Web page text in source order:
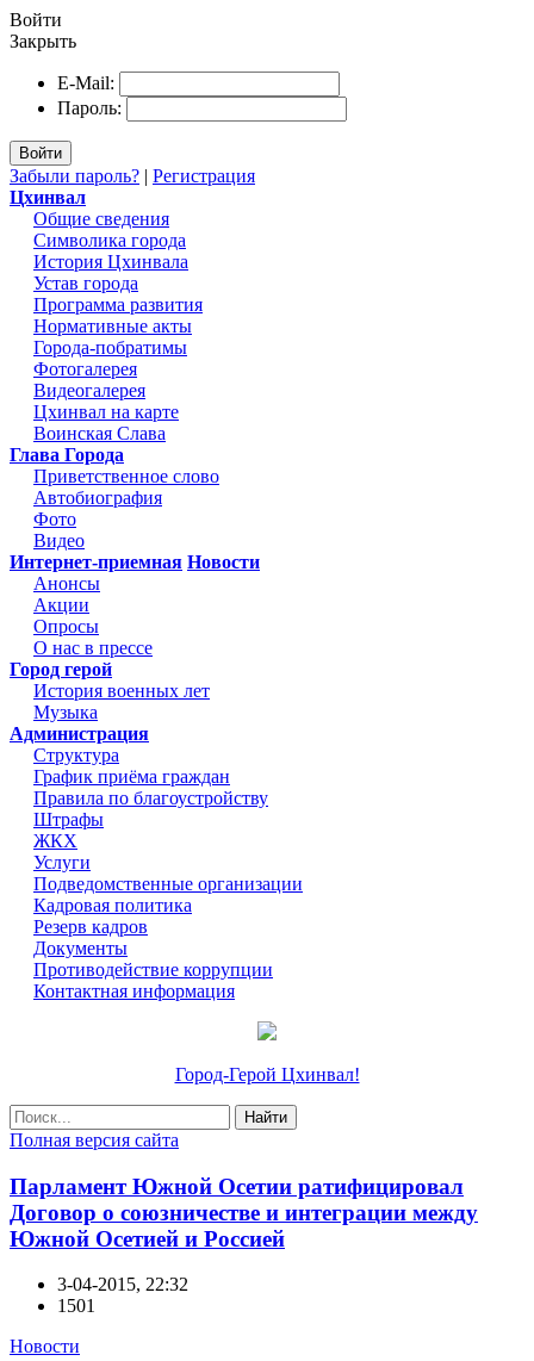
Войти
Закрыть
E-Mail:
Пароль:
Войти
Забыли пароль? | Регистрация
Цхинвал
Общие сведения
Символика города
История Цхинвала
Устав города
Программа развития
Нормативные акты
Города-побратимы
Фотогалерея
Видеогалерея
Цхинвал на карте
Воинская Слава
Глава Города
Приветственное слово
Автобиография
Фото
Видео
Интернет-приемная Новости
Анонсы
Акции
Опросы
О нас в прессе
Город герой
История военных лет
Музыка
Администрация
Структура
График приёма граждан
Правила по благоустройству
Штрафы
ЖКХ
Услуги
Подведомственные организации
Кадровая политика
Резерв кадров
Документы
Противодействие коррупции
Контактная информация
Город-Герой Цхинвал!
Найти
Полная версия сайта
Парламент Южной Осетии ратифицировал
Договор о союзничестве и интеграции между
Южной Осетией и Россией
3-04-2015, 22:32
1501
Новости